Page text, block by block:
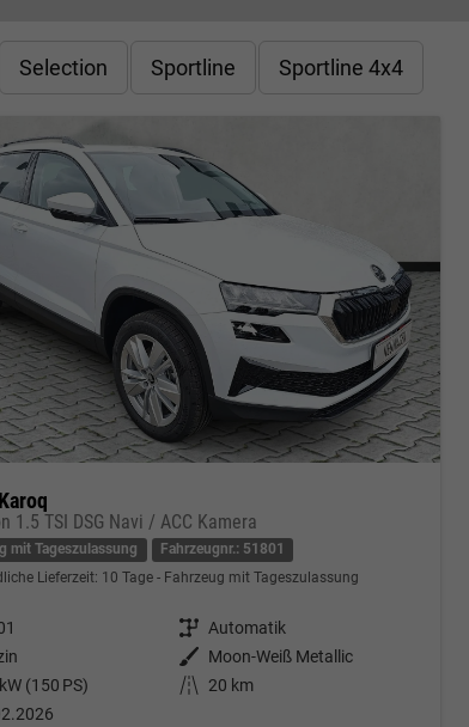
Selection Sportline Sportline 4x4
1.5 TSI DSG Navi / ACC Kamera
mit Tageszulassung
Fahrzeugnr.: 51801
Lieferzeit: 10 Tage Fahrzeug mit Tageszulassung
Getriebe Automatik
Außenfarbe Moon-Weiß Metallic
(150 PS) Kilometerstand
20 km